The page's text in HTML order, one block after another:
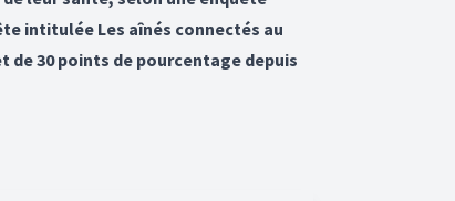
intitulée Les aînés connectés au
de 30 points de pourcentage depuis